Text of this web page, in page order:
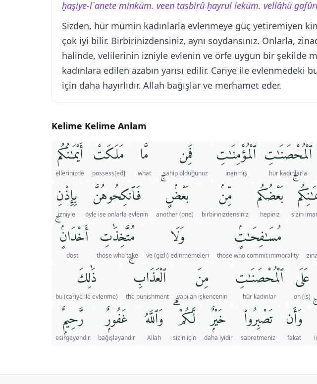
ḫaşiye-l`anete minküm. veen taṣbirû ḫayrul leküm. vellâhü
Sizden, hür mümin kadınlarla evlenmeye güç yetiremiyen
çok iyi bilir. Birbirinizdensiniz, aynı soydansınız. Onlarla,
halinde, velilerinin izniyle evlenin ve örfe uygun bir şekilde
kadınlara edilen azabın yarısı edilir. Cariye ile
için daha hayırlıdır. Allah bağışlar ve merhamet eder.
Kelime Kelime Anlam
ٱلْمُحْصَنَـٰتِ
hür kadınlarla
ٱلْمُؤْمِنَـٰتِ
inanmış
فَمِن
sahip olduğunuz
مَّا
what
مَلَكَتْ
possess[ed]
أَيْمَـٰنُكُم
ellerinizde
sizin
بَعْضُكُم
hepiniz
مِّنۢ
birbirinizdensiniz
بَعْضٍۢ ۚ
(one) another
فَٱنكِحُوهُنَّ
öyle ise onlarla evlenin
بِإِذْنِ
izniyle
مُسَـٰفِحَـٰتٍۢ
those who commit immorality
وَلَا
ve (gizli) edinmemeleri
مُتَّخِذَٰتِ
those who take
أَخْدَانٍۢ ۚ
dost
عَلَى
(is) on
ٱلْمُحْصَنَـٰتِ
hür kadınlar
مِنَ
yapılan işkencenin
ٱلْعَذَابِ ۚ
the punishment
ذَٰلِكَ
bu (cariye ile evlenme)
وَأَن
fakat
تَصْبِرُوا۟
sabretmeniz
خَيْرٌۭ
daha iyidir
لَّكُمْ ۗ
sizin için
وَٱللَّهُ
Allah
غَفُورٌۭ
bağışlayandır
رَّحِيمٌۭ
esirgeyendir